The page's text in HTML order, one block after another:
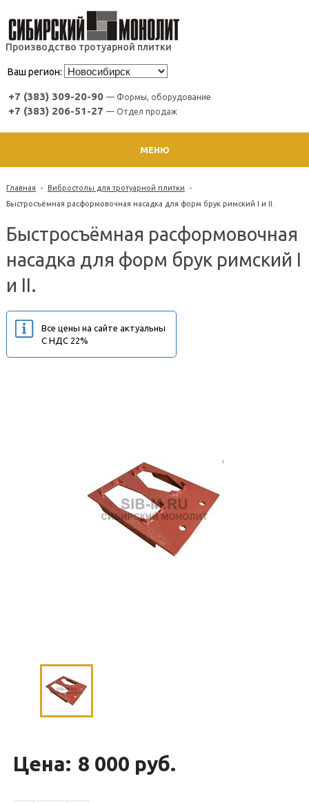
Производство тротуарной плитки
Ваш регион:
+7 (383) 309-20-90 — Формы, оборудование
+7 (383) 206-51-27 — Отдел продаж
МЕНЮ
Главная - Вибростолы для тротуарной плитки
-
Быстросъёмная расформовочная насадка для форм брук римский I и II.
Быстросъёмная расформовочная
насадка для форм брук римский I
и II.
Все цены на сайте актуальны
С НДС 22%
Цена: 8 000 руб.